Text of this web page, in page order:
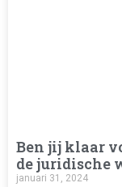
Ben jij klaar
de juridische
januari 31, 2024